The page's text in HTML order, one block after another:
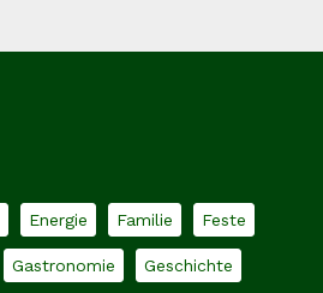
Energie Familie Feste
Gastronomie Geschichte